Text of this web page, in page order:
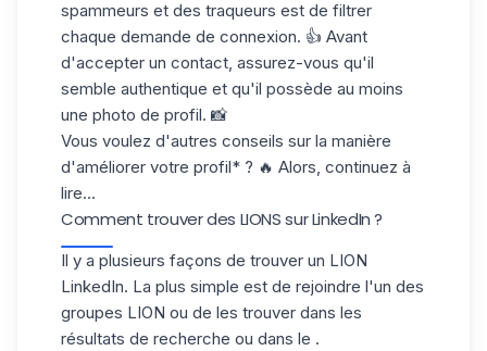
spammeurs et des traqueurs est de filtrer
chaque demande de connexion. 👍 Avant
d'accepter un contact, assurez-vous qu'il
semble authentique et qu'il possède au moins
une photo de profil. 📸
Vous voulez d'autres conseils sur la manière
d'améliorer votre profil* ? 🔥 Alors, continuez à
lire…
Comment trouver des LIONS sur LinkedIn ?
Il y a plusieurs façons de trouver un LION
LinkedIn. La plus simple est de rejoindre l'un des
groupes LION ou de les trouver dans les
résultats de recherche ou dans le .